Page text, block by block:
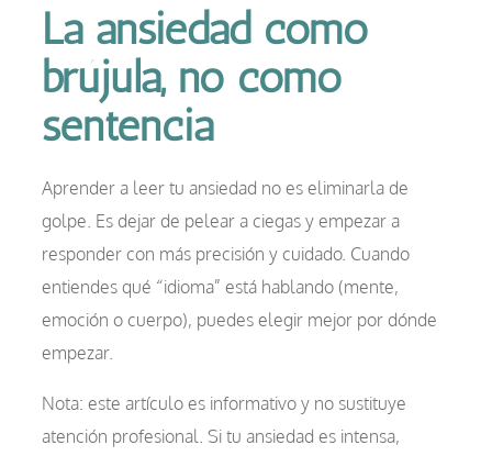
La ansiedad como
brújula, no como
sentencia
Aprender a leer tu ansiedad no es eliminarla de
golpe. Es dejar de pelear a ciegas y empezar a
responder con más precisión y cuidado. Cuando
entiendes qué “idioma” está hablando (mente,
emoción o cuerpo), puedes elegir mejor por dónde
empezar.
Nota: este artículo es informativo y no sustituye
atención profesional. Si tu ansiedad es intensa,